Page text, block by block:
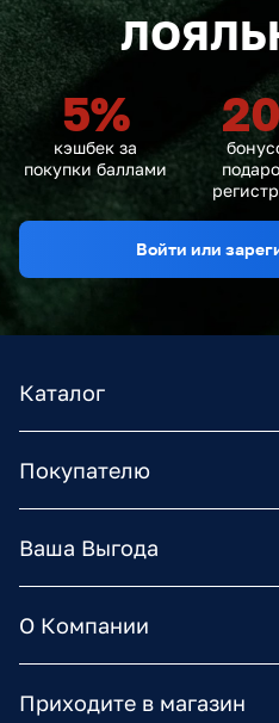
5%
кэшбек за
покупки баллами
Войти или
Каталог
Покупателю
Ваша Выгода
О Компании
Приходите в магазин